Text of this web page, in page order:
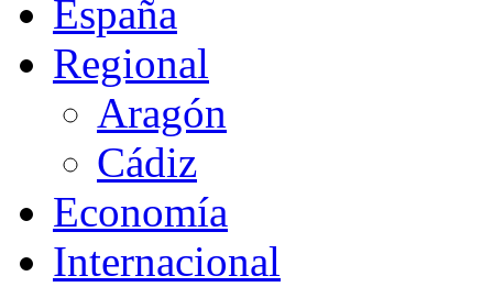
España
Regional
Aragón
Cádiz
Economía
Internacional